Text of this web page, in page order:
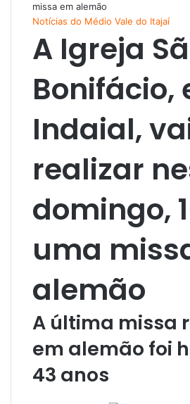
missa em alemão
Notícias do Médio Vale do Itajaí
A Igreja
Bonifácio,
Indaial,
realizar
domingo,
uma
alemão
A última missa
em alemão foi
43 anos